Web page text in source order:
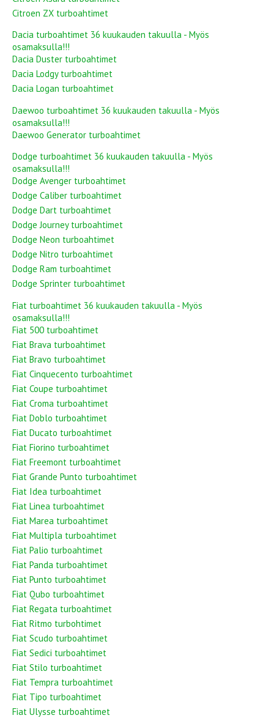
Citroen ZX turboahtimet
Dacia turboahtimet 36 kuukauden takuulla - Myös
osamaksulla!!!
Dacia Duster turboahtimet
Dacia Lodgy turboahtimet
Dacia Logan turboahtimet
Daewoo turboahtimet 36 kuukauden takuulla - Myös
osamaksulla!!!
Daewoo Generator turboahtimet
Dodge turboahtimet 36 kuukauden takuulla - Myös
osamaksulla!!!
Dodge Avenger turboahtimet
Dodge Caliber turboahtimet
Dodge Dart turboahtimet
Dodge Journey turboahtimet
Dodge Neon turboahtimet
Dodge Nitro turboahtimet
Dodge Ram turboahtimet
Dodge Sprinter turboahtimet
Fiat turboahtimet 36 kuukauden takuulla - Myös
osamaksulla!!!
Fiat 500 turboahtimet
Fiat Brava turboahtimet
Fiat Bravo turboahtimet
Fiat Cinquecento turboahtimet
Fiat Coupe turboahtimet
Fiat Croma turboahtimet
Fiat Doblo turboahtimet
Fiat Ducato turboahtimet
Fiat Fiorino turboahtimet
Fiat Freemont turboahtimet
Fiat Grande Punto turboahtimet
Fiat Idea turboahtimet
Fiat Linea turboahtimet
Fiat Marea turboahtimet
Fiat Multipla turboahtimet
Fiat Palio turboahtimet
Fiat Panda turboahtimet
Fiat Punto turboahtimet
Fiat Qubo turboahtimet
Fiat Regata turboahtimet
Fiat Ritmo turbohtimet
Fiat Scudo turboahtimet
Fiat Sedici turboahtimet
Fiat Stilo turboahtimet
Fiat Tempra turboahtimet
Fiat Tipo turboahtimet
Fiat Ulysse turboahtimet